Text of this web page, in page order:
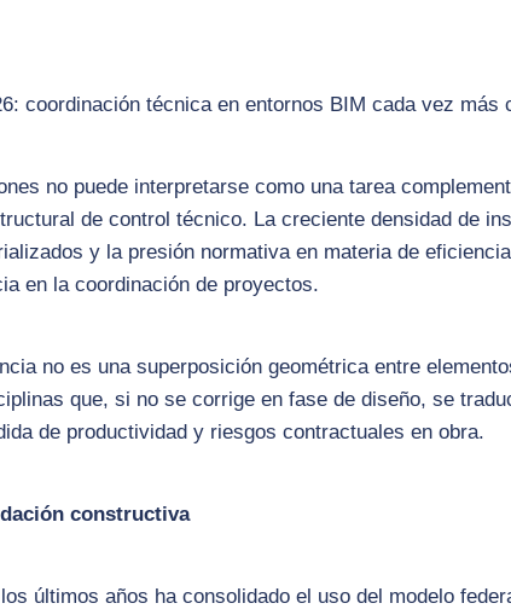
coordinación técnica en entornos BIM cada vez más
no puede interpretarse como una tarea
de control técnico. La creciente densidad de
y la presión normativa en materia de
en la coordinación de proyectos.
no es una superposición geométrica entre
que, si no se corrige en fase de diseño, se
de productividad y riesgos contractuales en obra.
constructiva
últimos años ha consolidado el uso del modelo